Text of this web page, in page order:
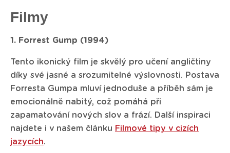
Filmy
1. Forrest Gump (1994)
Tento ikonický film je skvělý pro učení angličtiny
díky své jasné a srozumitelné výslovnosti. Postava
Forresta Gumpa mluví jednoduše a příběh sám je
emocionálně nabitý, což pomáhá při
zapamatování nových slov a frází. Další inspiraci
najdete i v našem článku Filmové tipy v cizích
jazycích.